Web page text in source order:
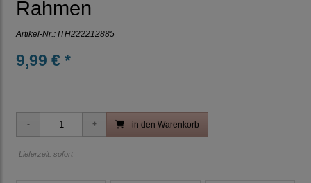
Rahmen
Artikel-Nr.: ITH222212885
9,99 € *
in den Warenkorb
Lieferzeit: sofort